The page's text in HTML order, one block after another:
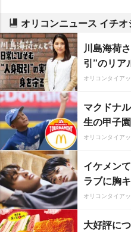
オリコンニュース イチ
川島海荷
引”のリア
オリコンタイア
マクドナ
生の甲子園
オリコンタイア
イケメン
ラブに胸
オリコンタイア
大好評に